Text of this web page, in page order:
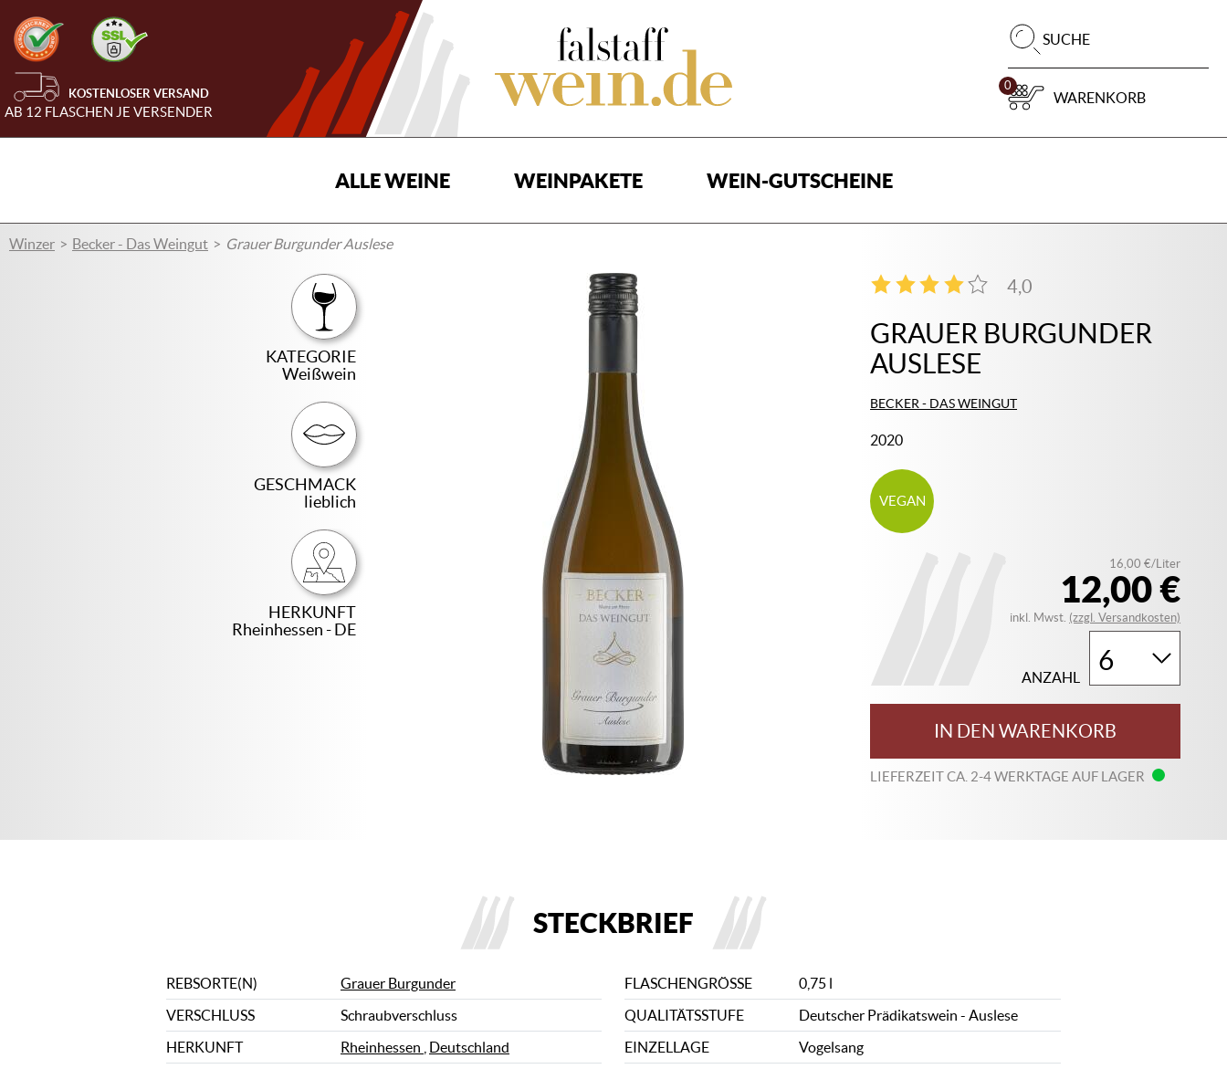
KOSTENLOSER VERSAND
AB 12 FLASCHEN JE VERSENDER
SUCHE
0
WARENKORB
ALLE WEINE WEINPAKETE WEIN-GUTSCHEINE
Winzer Becker - Das Weingut Grauer Burgunder Auslese
KATEGORIE
Weißwein
GESCHMACK
lieblich
HERKUNFT
Rheinhessen - DE
GRAUER BURGUNDER
AUSLESE
BECKER - DAS WEINGUT
2020
4,0
4
VEGAN
12,00 €
16,00 €/Liter
inkl. Mwst. (zzgl. Versandkosten)
ANZAHL
IN DEN WARENKORB
LIEFERZEIT CA. 2-4 WERKTAGE AUF LAGER
STECKBRIEF
REBSORTE(N) Grauer Burgunder FLASCHENGRÖSSE
0,75 l
VERSCHLUSS
Schraubverschluss QUALITÄTSSTUFE
Deutscher Prädikatswein - Auslese
HERKUNFT
Rheinhessen Deutschland EINZELLAGE
Vogelsang